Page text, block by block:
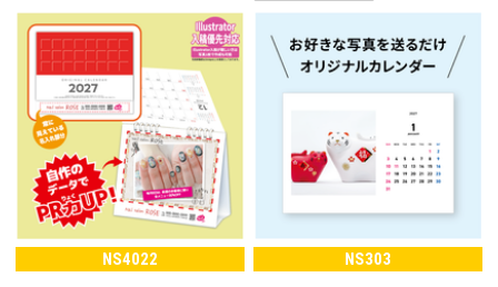
NS4022 NS303